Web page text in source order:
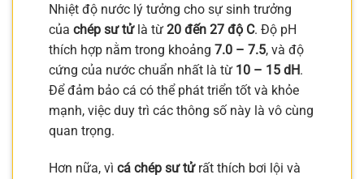
Nhiệt độ nước lý tưởng cho sự sinh trưởng
của chép sư tửlà từ 20 đến 27 độ C. Độ pH
thích hợp nằm trong khoảng 7.0 – 7.5, và độ
cứng của nước chuẩn nhất là từ 10 – 15 dH.
Để đảm bảo cá có thể phát triển tốt và khỏe
mạnh, việc duy trì các thông số này là vô cùng
quan trọng.
Hơn nữa, vì cá chép sư tửrất thích bơi lội và